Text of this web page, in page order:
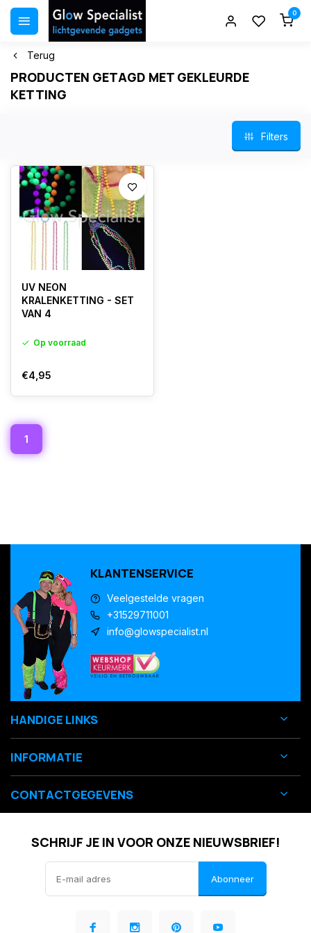
0
Terug
PRODUCTEN GETAGD MET GEKLEURDE
KETTING
Filters
UV NEON
KRALENKETTING - SET
VAN 4
Op voorraad
€4,95
1
KLANTENSERVICE
Veelgestelde vragen
+31529711001
info@glowspecialist.nl
HANDIGE LINKS
INFORMATIE
CONTACTGEGEVENS
SCHRIJF JE IN VOOR ONZE NIEUWSBRIEF!
Abonneer